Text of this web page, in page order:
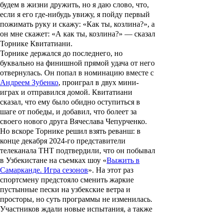
будем в жизни дружить, но я даю слово, что,
если я его где-нибудь увижу, я пойду первый
пожимать руку и скажу: «Как ты, козлина?», а
он мне скажет: «А как ты, козлина?» — сказал
Торнике Квитатиани.
Торнике держался до последнего, но
буквально на финишной прямой удача от него
отвернулась. Он попал в номинацию вместе с
Андреем Зубенко, проиграл в двух мини-
играх и отправился домой. Квитатиани
сказал, что ему было обидно оступиться в
шаге от победы, и добавил, что болеет за
своего нового друга Вячеслава Чепурченко.
Но вскоре Торнике решил взять реванш: в
конце декабря 2024-го представители
телеканала ТНТ подтвердили, что он побывал
в Узбекистане на съемках шоу «Выжить в
Самарканде. Игра сезонов». На этот раз
спортсмену предстояло сменить жаркие
пустынные пески на узбекские ветра и
просторы, но суть программы не изменилась.
Участников ждали новые испытания, а также